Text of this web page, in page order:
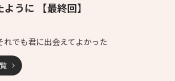
うに 【最終回】
でも君に出会えてよかった